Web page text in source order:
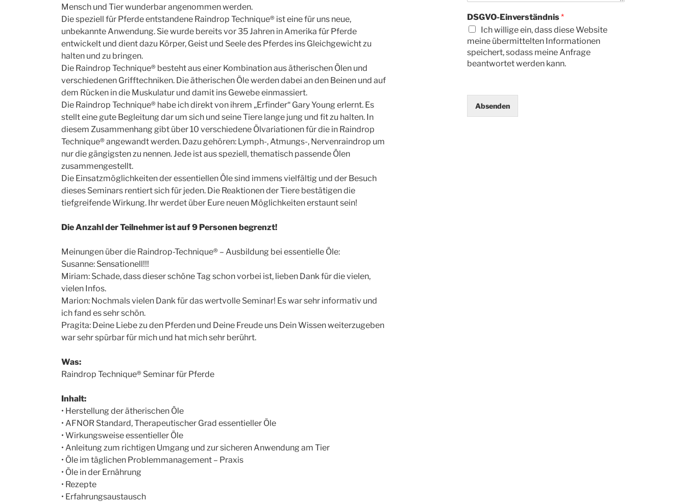
Mensch und Tier wunderbar angenommen werden.
Die speziell für Pferde entstandene Raindrop Technique® ist eine für uns neue,
unbekannte Anwendung. Sie wurde bereits vor 35 Jahren in Amerika für Pferde
entwickelt und dient dazu Körper, Geist und Seele des Pferdes ins Gleichgewicht zu
halten und zu bringen.
Die Raindrop Technique® besteht aus einer Kombination aus ätherischen Ölen und
verschiedenen Grifftechniken. Die ätherischen Öle werden dabei an den Beinen und auf
dem Rücken in die Muskulatur und damit ins Gewebe einmassiert.
Die Raindrop Technique® habe ich direkt von ihrem „Erfinder“ Gary Young erlernt. Es
stellt eine gute Begleitung dar um sich und seine Tiere lange jung und fit zu halten. In
diesem Zusammenhang gibt über 10 verschiedene Ölvariationen für die in Raindrop
Technique® angewandt werden. Dazu gehören: Lymph-, Atmungs-, Nervenraindrop um
nur die gängigsten zu nennen. Jede ist aus speziell, thematisch passende Ölen
zusammengestellt.
Die Einsatzmöglichkeiten der essentiellen Öle sind immens vielfältig und der Besuch
dieses Seminars rentiert sich für jeden. Die Reaktionen der Tiere bestätigen die
tiefgreifende Wirkung. Ihr werdet über Eure neuen Möglichkeiten erstaunt sein!
Die Anzahl der Teilnehmer ist auf 9 Personen begrenzt!
Meinungen über die Raindrop-Technique® – Ausbildung bei essentielle Öle:
Susanne: Sensationell!!!
Miriam: Schade, dass dieser schöne Tag schon vorbei ist, lieben Dank für die vielen,
vielen Infos.
Marion: Nochmals vielen Dank für das wertvolle Seminar! Es war sehr informativ und
ich fand es sehr schön.
Pragita: Deine Liebe zu den Pferden und Deine Freude uns Dein Wissen weiterzugeben
war sehr spürbar für mich und hat mich sehr berührt.
Was:
Raindrop Technique® Seminar für Pferde
Inhalt:
• Herstellung der ätherischen Öle
• AFNOR Standard, Therapeutischer Grad essentieller Öle
• Wirkungsweise essentieller Öle
• Anleitung zum richtigen Umgang und zur sicheren Anwendung am Tier
• Öle im täglichen Problemmanagement – Praxis
• Öle in der Ernährung
• Rezepte
• Erfahrungsaustausch
DSGVO-Einverständnis*
Ich willige ein, dass diese Website
meine übermittelten Informationen
speichert, sodass meine Anfrage
beantwortet werden kann.
Absenden